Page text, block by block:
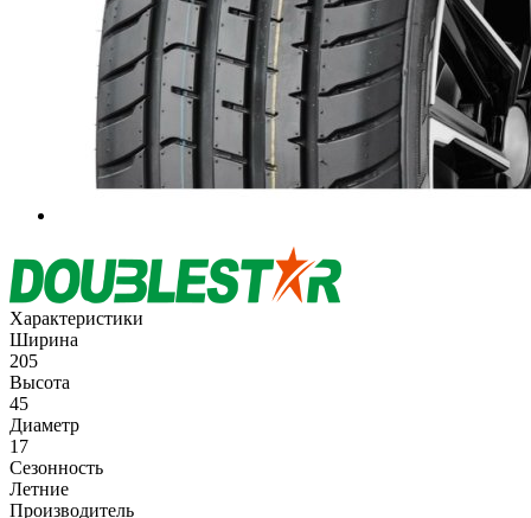
Характеристики
Ширина
205
Высота
45
Диаметр
17
Сезонность
Летние
Производитель